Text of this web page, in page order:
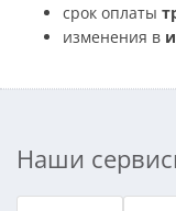
срок оплаты
изменения в
Наши